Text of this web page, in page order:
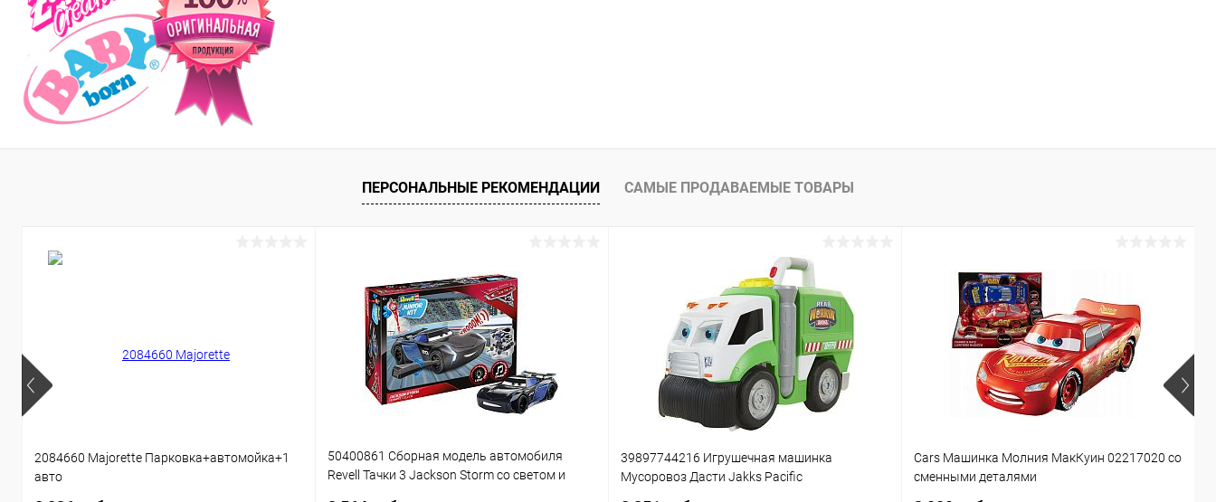
ПЕРСОНАЛЬНЫЕ РЕКОМЕНДАЦИИ САМЫЕ ПРОДАВАЕМЫЕ ТОВАРЫ
2084660 Majorette Парковка+автомойка+1
авто
50400861 Сборная модель автомобиля
Revell Тачки 3 Jackson Storm со светом и
39897744216 Игрушечная машинка
Мусоровоз Дасти Jakks Pacific
Cars Машинка Молния МакКуин 02217020 со
сменными деталями